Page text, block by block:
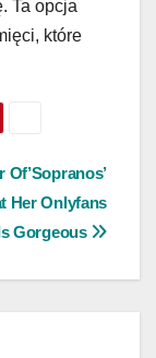
Ta opcja
które
Of’Sopranos’
Her Onlyfans
Gorgeous